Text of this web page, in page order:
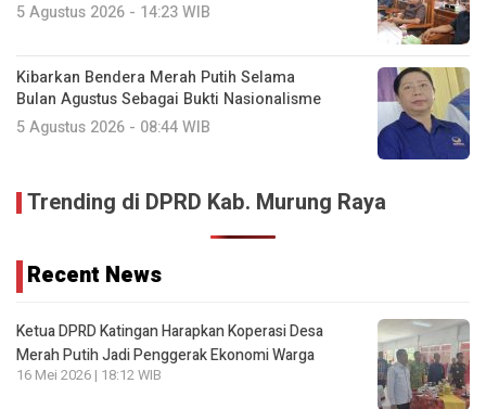
5 Agustus 2026 - 14:23 WIB
Kibarkan Bendera Merah Putih Selama
Bulan Agustus Sebagai Bukti Nasionalisme
5 Agustus 2026 - 08:44 WIB
Trending di DPRD Kab. Murung Raya
Recent News
Ketua DPRD Katingan Harapkan Koperasi Desa
Merah Putih Jadi Penggerak Ekonomi Warga
16 Mei 2026 | 18:12 WIB